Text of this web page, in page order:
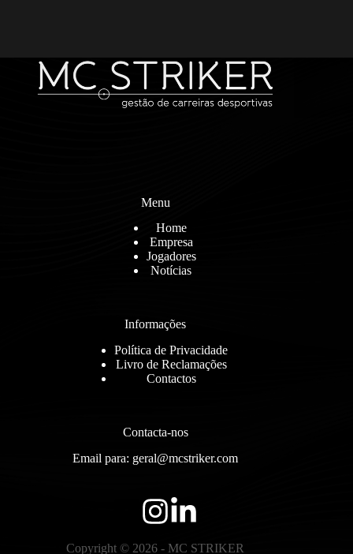
Menu
Home
Empresa
Jogadores
Notícias
Informações
Política de Privacidade
Livro de Reclamações
Contactos
Contacta-nos
Email para: geral@mcstriker.com
Copyright © 2026 - MC STRIKER